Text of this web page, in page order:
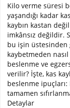
Kilo verme süresi
yaşandığı kadar
kaybın kastan
imkânsız değildir.
bu işin üstesinden
kaybetmeden
beslenme ve
verilir? İşte, kas
beslenme
tamamen
Detaylar